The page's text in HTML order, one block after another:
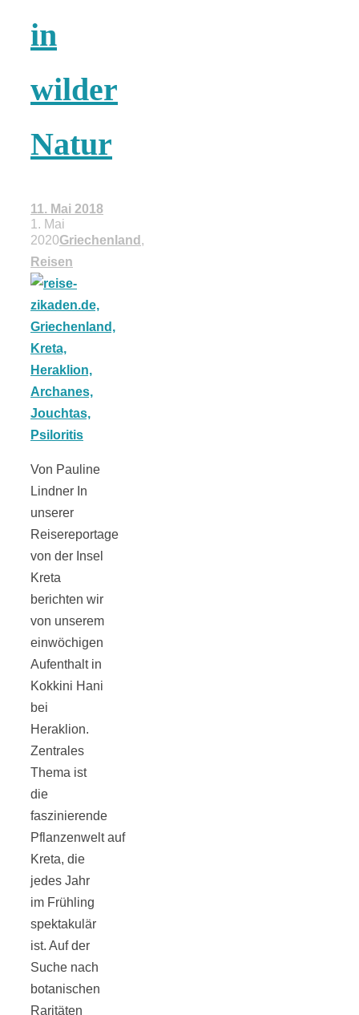
in
wilder
Natur
11. Mai 2018
1. Mai
2020Griechenland ,
Reisen
Von Pauline
Lindner In
unserer
Reisereportage
von der Insel
Kreta
berichten wir
von unserem
einwöchigen
Aufenthalt in
Kokkini Hani
bei
Heraklion.
Zentrales
Thema ist
die
faszinierende
Pflanzenwelt auf
Kreta, die
jedes Jahr
im Frühling
spektakulär
ist. Auf der
Suche nach
botanischen
Raritäten